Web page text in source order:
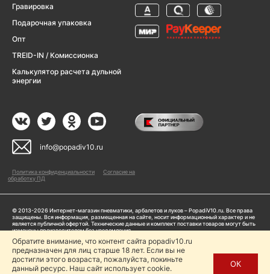
Гравировка
Подарочная упаковка
Опт
TREID-IN / Комиссионка
Калькулятор расчета дульной
энергии
info@popadiv10.ru
Политика конфиденциальности
Согласие на
обработку ПД
© 2013-2026 Интернет-магазин пневматики, арбалетов и луков – PopadiV10.ru. Все права
защищены. Вся информация, размещенная на сайте, носит информационный характер и не
является публичной офертой. Технические данные и комплект поставки товаров могут быть
изменены производителем без уведомления
Пользуясь сайтом Popadiv10.ru, пользователь автоматически соглашается с условиями,
прописанными в
Политике конфиденциальности
Копирование любой информации (тексты, фото, видео и др.) с сайта Popadiv10 запрещено,
Обратите внимание, что контент сайта popadiv10.ru
предназначен для лиц старше 18 лет. Если вы не
достигли этого возраста, пожалуйста, покиньте
данный ресурс. Наш сайт использует cookie.
ОК